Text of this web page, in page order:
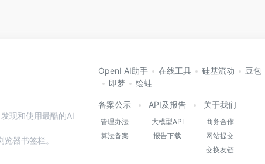
现和使用最酷的AI
器书签栏。
OpenI AI助手 在线工具 硅基流动 豆包
即梦
绘蛙
备案公示
管理办法
算法备案
API及报告
大模型API
报告下载
关于我们
商务合作
网站提交
交换友链